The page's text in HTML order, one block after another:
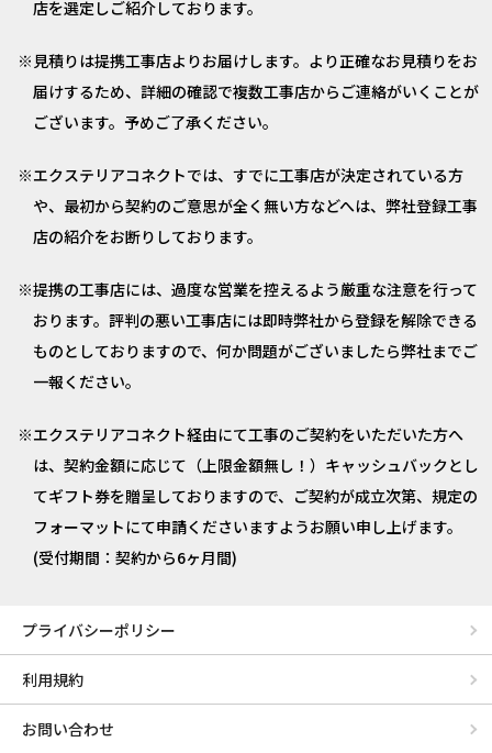
店を選定しご紹介しております。
見積りは提携工事店よりお届けします。より正確なお見積りをお
届けするため、詳細の確認で複数工事店からご連絡がいくことが
ございます。予めご了承ください。
エクステリアコネクトでは、すでに工事店が決定されている方
や、最初から契約のご意思が全く無い方などへは、弊社登録工事
店の紹介をお断りしております。
提携の工事店には、過度な営業を控えるよう厳重な注意を行って
おります。評判の悪い工事店には即時弊社から登録を解除できる
ものとしておりますので、何か問題がございましたら弊社までご
一報ください。
エクステリアコネクト経由にて工事のご契約をいただいた方へ
は、契約金額に応じて（上限金額無し！）キャッシュバックとし
てギフト券を贈呈しておりますので、ご契約が成立次第、規定の
フォーマットにて申請くださいますようお願い申し上げます。
(受付期間：契約から6ヶ月間)
プライバシーポリシー
利用規約
お問い合わせ